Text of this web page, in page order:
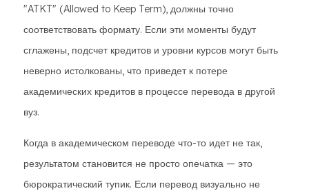
"ATKT" (Allowed to Keep Term), должны точно
соответствовать формату. Если эти моменты будут
сглажены, подсчет кредитов и уровни курсов могут быть
неверно истолкованы, что приведет к потере
академических кредитов в процессе перевода в другой
вуз.
Когда в академическом переводе что-то идет не так,
результатом становится не просто опечатка — это
бюрократический тупик. Если перевод визуально не